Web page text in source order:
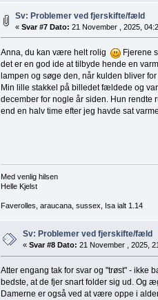
Sv: Problemer ved fjerskifte/fæld
« Svar #7 Dato: 21 November , 2025,
Anna, du kan være helt rolig
Fjerene
det er en god ide at tilbyde hende en
lampen og søge den, når kulden bliver for
Min lille stakkel på billedet fældede og
december for nogle år siden. Hun rendte
end en halv time efter jeg havde sat
Med venlig hilsen
Helle Kjelst
Faverolles, araucana, sussex, Isa ialt 1.14
Sv: Problemer ved fjerskifte/fæld
« Svar #8 Dato: 21 November , 2025,
Atter engang tak for svar og "trøst" - ikke
bedste, at de fjer snart folder sig ud. Og
Damerne er også ved at være oppe i